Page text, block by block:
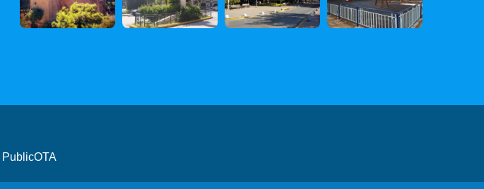
PublicOTA